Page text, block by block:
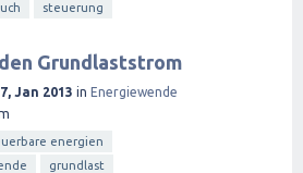
steuerung
Grundlaststrom
7, Jan 2013 in Energiewende
energien
grundlast